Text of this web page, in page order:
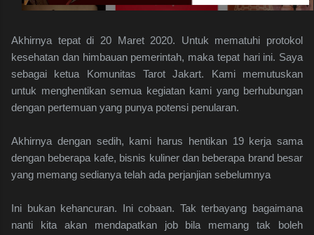
Akhirnya tepat di 20 Maret 2020. Untuk mematuhi protokol
kesehatan dan himbauan pemerintah, maka tepat hari ini. Saya
sebagai ketua Komunitas Tarot Jakart. Kami memutuskan
untuk menghentikan semua kegiatan kami yang berhubungan
dengan pertemuan yang punya potensi penularan.
Akhirnya dengan sedih, kami harus hentikan 19 kerja sama
dengan beberapa kafe, bisnis kuliner dan beberapa brand besar
yang memang sedianya telah ada perjanjian sebelumnya
Ini bukan kehancuran. Ini cobaan. Tak terbayang bagaimana
nanti kita akan mendapatkan job bila memang tak boleh